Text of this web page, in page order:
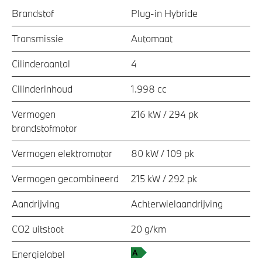
Brandstof Plug-in Hybride
Transmissie Automaat
Cilinderaantal 4
Cilinderinhoud 1.998 cc
Vermogen
brandstofmotor
216 kW / 294 pk
Vermogen elektromotor 80 kW / 109 pk
Vermogen gecombineerd 215 kW / 292 pk
Aandrijving Achterwielaandrijving
CO2 uitstoot 20 g/km
Energielabel